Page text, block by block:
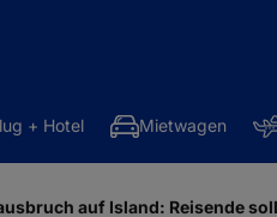
+ Hotel Mietwagen
auf Island: Reisende